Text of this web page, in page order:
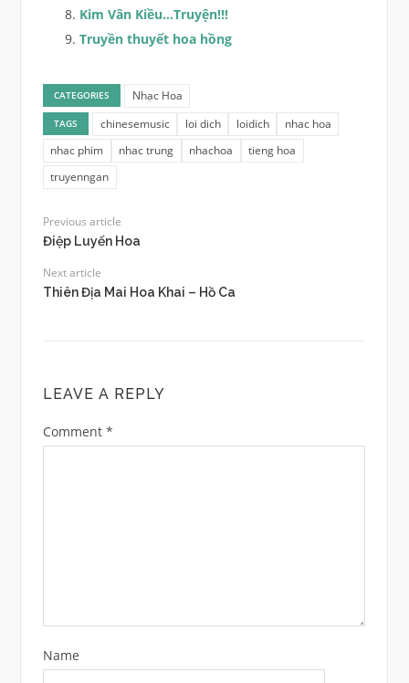
Kim Vân Kiều…Truyện!!!
Truyền thuyết hoa hồng
CATEGORIES Nhạc Hoa
TAGS chinesemusic loi dich loidich
nhac hoa
nhac phim
nhac trung nhachoa
tieng hoa
truyenngan
Previous article
Điệp Luyến Hoa
Next article
Thiên Địa Mai Hoa Khai – Hồ Ca
LEAVE A REPLY
Comment *
Name